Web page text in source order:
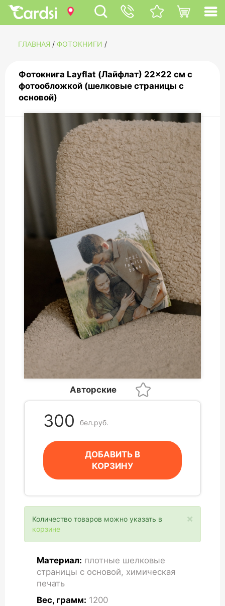
ГЛАВНАЯ / ФОТОКНИГИ /
Фотокнига Layflat (Лайфлат) 22x22 см с
фотообложкой (шелковые страницы с
основой)
Авторские
300 бел.руб.
ДОБАВИТЬ В
КОРЗИНУ
×
Количество товаров можно указать в
корзине
Материал: плотные шелковые
страницы с основой, химическая
печать
Вес, грамм: 1200